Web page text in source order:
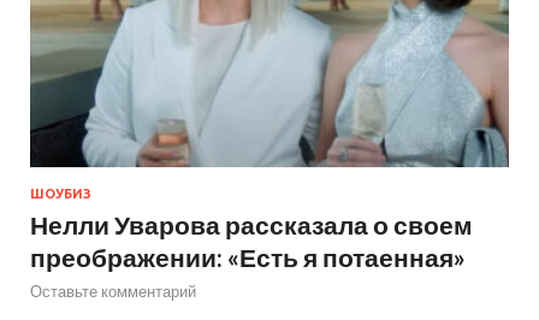
ШОУБИЗ
Нелли Уварова рассказала о своем
преображении: «Есть я потаенная»
Оставьте комментарий